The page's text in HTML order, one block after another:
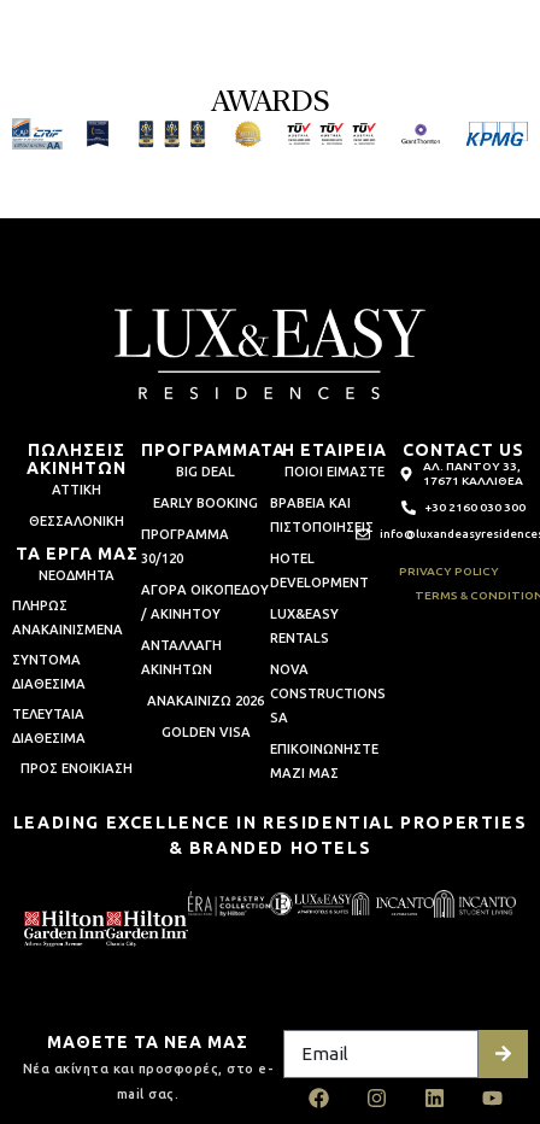
AWARDS
ΠΩΛΗΣΕΙΣ
ΑΚΙΝΗΤΩΝ
ΑΤΤΙΚΗ
ΘΕΣΣΑΛΟΝΙΚΗ
ΤΑ ΕΡΓΑ ΜΑΣ
ΝΕΟΔΜΗΤΑ
ΠΛΗΡΩΣ
ΑΝΑΚΑΙΝΙΣΜΕΝΑ
ΣΥΝΤΟΜΑ
ΔΙΑΘΕΣΙΜΑ
ΤΕΛΕΥΤΑΙΑ
ΔΙΑΘΕΣΙΜΑ
ΠΡΟΣ ΕΝΟΙΚΙΑΣΗ
ΠΡΟΓΡΑΜΜΑΤΑ
BIG DEAL
EARLY BOOKING
ΠΡΟΓΡΑΜΜΑ
30/120
ΑΓΟΡΑ ΟΙΚΟΠΕΔΟΥ
/ ΑΚΙΝΗΤΟΥ
AΝΤΑΛΛΑΓΗ
AΚΙΝΗΤΩΝ
ΑΝΑΚΑΙΝΙΖΩ 2026
GOLDEN VISA
Η ΕΤΑΙΡΕΙΑ
ΠΟΙΟΙ ΕΙΜΑΣΤΕ
ΒΡΑΒΕΙΑ ΚΑΙ
ΠΙΣΤΟΠΟΙΗΣΕΙΣ
HOTEL
DEVELOPMENT
LUX&EASY
RENTALS
NOVA
CONSTRUCTIONS
SA
ΕΠΙΚΟΙΝΩΝΗΣΤΕ
ΜΑΖΙ ΜΑΣ
CONTACT US
ΑΛ. ΠΑΝΤΟΥ 33,
17671 ΚΑΛΛΙΘΕΑ
+30 2160 030 300
PRIVACY POLICY
TERMS &
LEADING EXCELLENCE IN RESIDENTIAL PROPERTIES
& BRANDED HOTELS
ΜΑΘΕΤΕ ΤΑ ΝΕΑ ΜΑΣ
Νέα ακίνητα και προσφορές, στο e-
mail σας.